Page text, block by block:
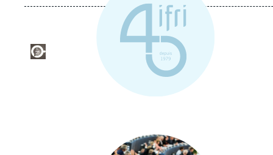
Logo
principale